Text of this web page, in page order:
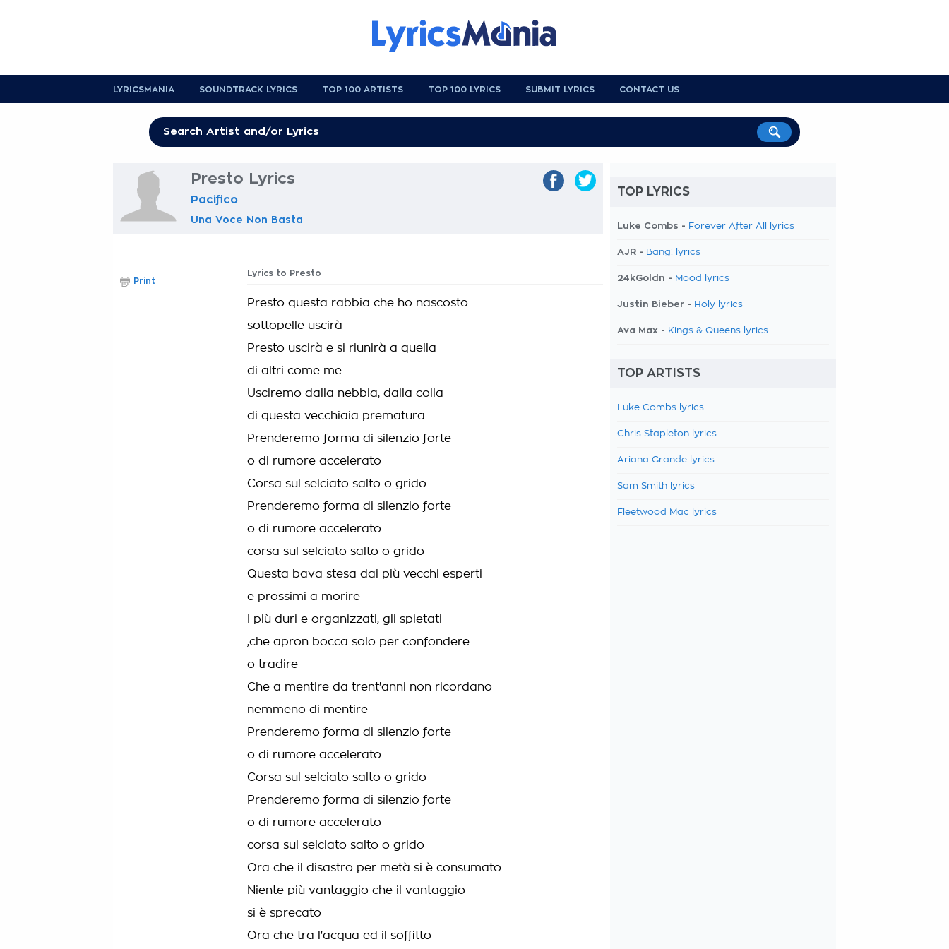
LYRICSMANIA SOUNDTRACK LYRICS TOP 100 ARTISTS TOP 100 LYRICS SUBMIT LYRICS CONTACT US
Presto Lyrics
Pacifico
Una Voce Non Basta
Lyrics to Presto
Presto questa rabbia che ho nascosto
sottopelle uscirà
Presto uscirà e si riunirà a quella
di altri come me
Usciremo dalla nebbia, dalla colla
di questa vecchiaia prematura
Prenderemo forma di silenzio forte
o di rumore accelerato
Corsa sul selciato salto o grido
Prenderemo forma di silenzio forte
o di rumore accelerato
corsa sul selciato salto o grido
Questa bava stesa dai più vecchi esperti
e prossimi a morire
I più duri e organizzati, gli spietati
,che apron bocca solo per confondere
o tradire
Che a mentire da trent'anni non ricordano
nemmeno di mentire
Prenderemo forma di silenzio forte
o di rumore accelerato
Corsa sul selciato salto o grido
Prenderemo forma di silenzio forte
o di rumore accelerato
corsa sul selciato salto o grido
Ora che il disastro per metà si è consumato
Niente più vantaggio che il vantaggio
si è sprecato
Ora che tra l'acqua ed il soffitto
Print
TOP LYRICS
Luke Combs - Forever After All lyrics
AJR - Bang! lyrics
24kGoldn - Mood lyrics
Justin Bieber - Holy lyrics
Ava Max - Kings & Queens lyrics
TOP ARTISTS
Luke Combs lyrics
Chris Stapleton lyrics
Ariana Grande lyrics
Sam Smith lyrics
Fleetwood Mac lyrics